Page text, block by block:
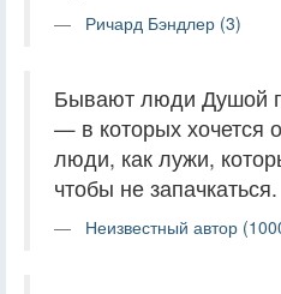
Ричард Бэндлер (3)
Бывают люди Душой
— в которых хочется
люди, как лужи,
чтобы не запачкаться.
Неизвестный автор